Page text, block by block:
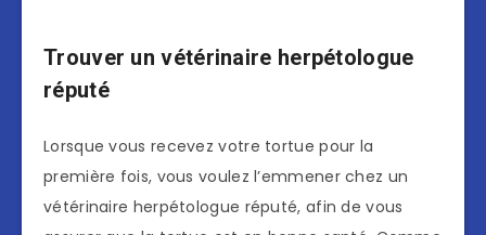
Trouver un vétérinaire herpétologue
réputé
Lorsque vous recevez votre tortue pour la
première fois, vous voulez l’emmener chez un
vétérinaire herpétologue réputé, afin de vous